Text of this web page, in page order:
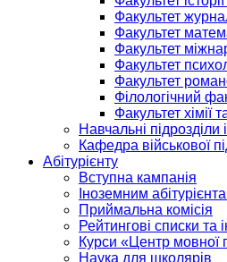
Факультет
Факультет
Факультет
Факультет
Факультет
Філологічний
Факультет хімії
Навчальні
Кафедра військової
Абітурієнту
Вступна кампанія
Іноземним
Приймальна комісія
Рейтингові списки
Курси «Центр мовної
Наука для школярів